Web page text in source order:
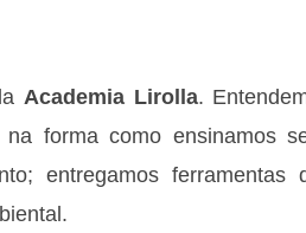
Academia Lirolla.
na forma como ensinamos
entregamos ferramentas